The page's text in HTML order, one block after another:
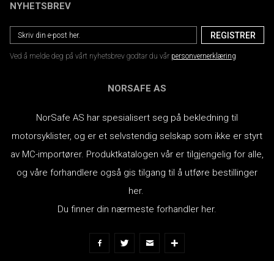
NYHETSBREV
Ved å melde deg på vårt nyhetsbrev godtar du vår personvernerklæring
NORSAFE AS
NorSafe AS har spesialisert seg på bekledning til
motorsyklister, og er et selvstendig selskap som ikke er styrt
av MC-importører. Produktkatalogen vår er tilgjengelig for alle,
og våre forhandlere også gis tilgang til å utføre bestillinger
her.
Du finner din nærmeste forhandler her.